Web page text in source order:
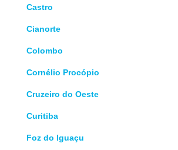
Castro
Cianorte
Colombo
Cornélio Procópio
Cruzeiro do Oeste
Curitiba
Foz do Iguaçu